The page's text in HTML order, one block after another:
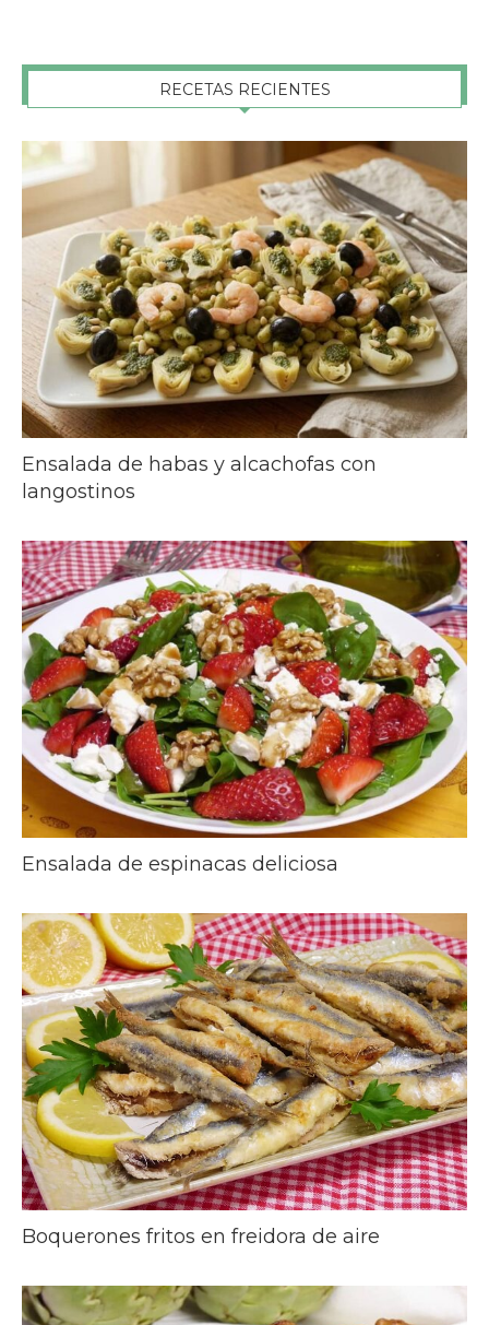
RECETAS RECIENTES
Ensalada de habas y alcachofas con
langostinos
Ensalada de espinacas deliciosa
Boquerones fritos en freidora de aire